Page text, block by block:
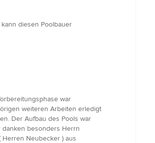
diesen Poolbauer
war
weiteren Arbeiten erledigt
Der Aufbau des Pools war
besonders Herrn
Neubecker ) aus